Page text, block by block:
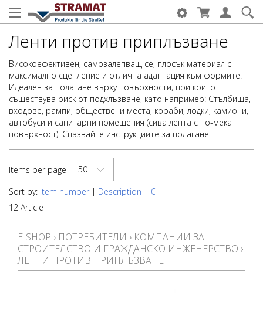
Ленти против приплъзване
Високоефективен, самозалепващ се, плосък материал с
максимално сцепление и отлична адаптация към формите.
Идеален за полагане върху повърхности, при които
съществува риск от подхлъзване, като например: Стълбища,
входове, рампи, обществени места, кораби, лодки, камиони,
автобуси и санитарни помещения (сива лента с по-мека
повърхност). Спазвайте инструкциите за полагане!
Items per page
50
Sort by: Item number | Description | €
12 Article
E-SHOP › ПОТРЕБИТЕЛИ › КОМПАНИИ ЗА
СТРОИТЕЛСТВО И ГРАЖДАНСКО ИНЖЕНЕРСТВО ›
ЛЕНТИ ПРОТИВ ПРИПЛЪЗВАНЕ